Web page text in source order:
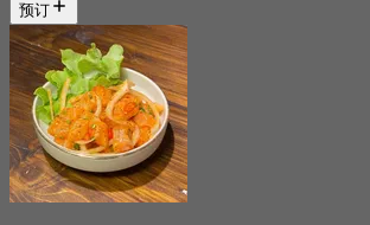
预订